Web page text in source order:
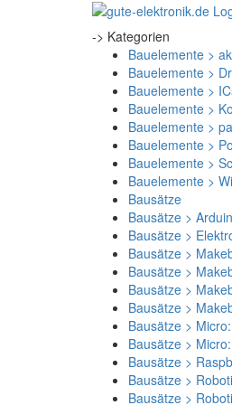
-> Kategorien
Bauelemente >
Bauelemente >
Bauelemente >
Bauelemente >
Bauelemente >
Bauelemente >
Bauelemente >
Bauelemente >
Bausätze
Bausätze >
Bausätze >
Bausätze >
Bausätze >
Bausätze >
Bausätze >
Bausätze >
Bausätze >
Bausätze >
Bausätze >
Bausätze >